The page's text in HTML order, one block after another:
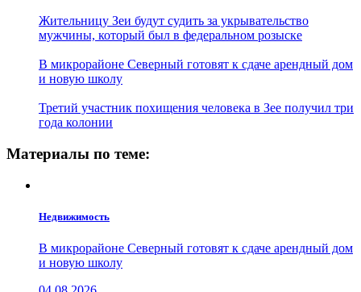
Жительницу Зеи будут судить за укрывательство
мужчины, который был в федеральном розыске
В микрорайоне Северный готовят к сдаче арендный дом
и новую школу
Третий участник похищения человека в Зее получил три
года колонии
Материалы по теме:
Недвижимость
В микрорайоне Северный готовят к сдаче арендный дом
и новую школу